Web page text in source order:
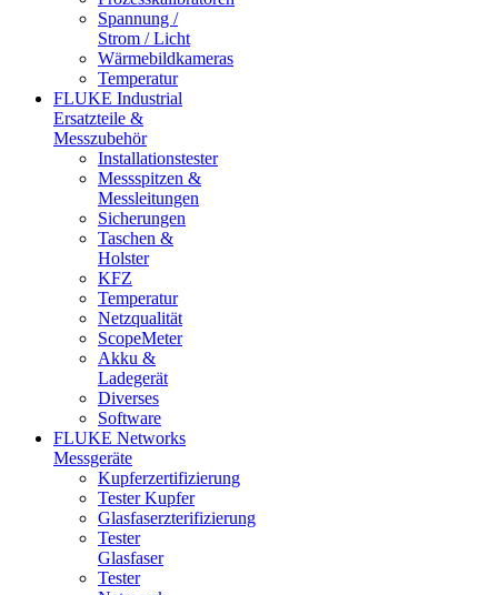
Spannung /
Strom / Licht
Wärmebildkameras
Temperatur
FLUKE Industrial
Ersatzteile &
Messzubehör
Installationstester
Messspitzen &
Messleitungen
Sicherungen
Taschen &
Holster
KFZ
Temperatur
Netzqualität
ScopeMeter
Akku &
Ladegerät
Diverses
Software
FLUKE Networks
Messgeräte
Kupferzertifizierung
Tester Kupfer
Glasfaserzterifizierung
Tester
Glasfaser
Tester